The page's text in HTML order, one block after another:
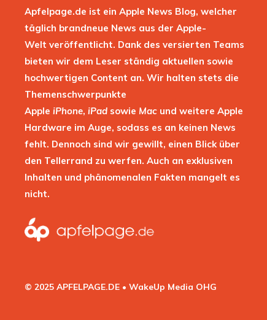
Apfelpage.de ist ein Apple News Blog, welcher
täglich brandneue News aus der Apple-
Welt veröffentlicht. Dank des versierten Teams
bieten wir dem Leser ständig aktuellen sowie
hochwertigen Content an. Wir halten stets die
Themenschwerpunkte
Apple iPhone, iPad sowie Mac und weitere Apple
Hardware im Auge, sodass es an keinen News
fehlt. Dennoch sind wir gewillt, einen Blick über
den Tellerrand zu werfen. Auch an exklusiven
Inhalten und phänomenalen Fakten mangelt es
nicht.
© 2025 APFELPAGE.DE • WakeUp Media OHG